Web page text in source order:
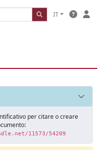
IT
per citare o creare
11573/54209